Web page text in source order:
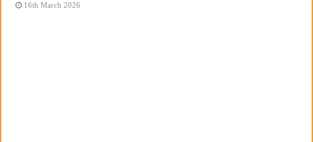
16th March 2026